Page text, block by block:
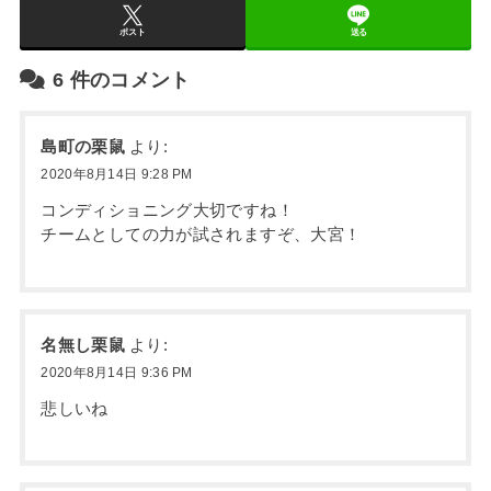
ポスト 送る
6 件のコメント
島町の栗鼠 より:
2020年8月14日 9:28 PM
コンディショニング大切ですね！
チームとしての力が試されますぞ、大宮！
名無し栗鼠 より:
2020年8月14日 9:36 PM
悲しいね